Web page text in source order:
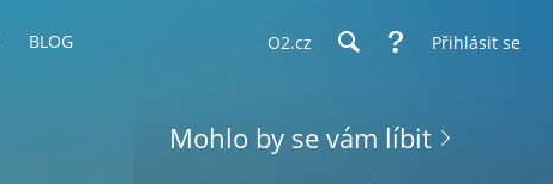
BLOG O2.cz Přihlásit se
Mohlo by se vám líbit